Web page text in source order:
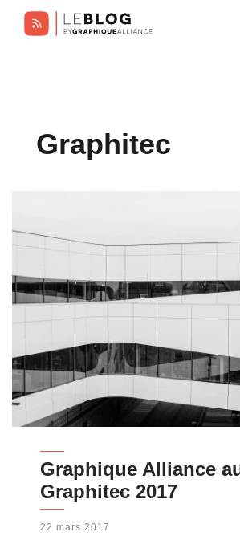
Graphitec
Graphique Alliance
Graphitec 2017
22 mars 2017